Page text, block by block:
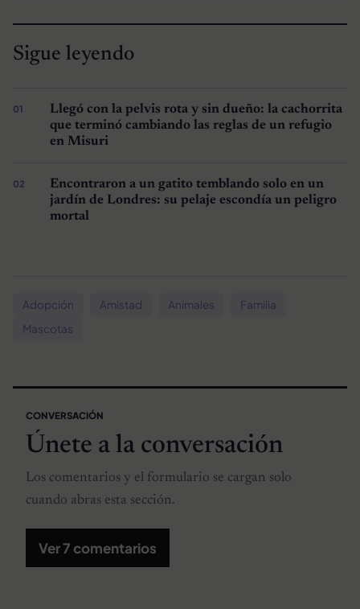
Sigue leyendo
Llegó con la pelvis rota y sin dueño: la cachorrita
que terminó cambiando las reglas de un refugio
en Misuri
Encontraron a un gatito temblando solo en un
jardín de Londres: su pelaje escondía un peligro
mortal
Adopción Amistad Animales
Familia
Mascotas
CONVERSACIÓN
Únete a la conversación
Los comentarios y el formulario se cargan solo
cuando abras esta sección.
Ver 7 comentarios